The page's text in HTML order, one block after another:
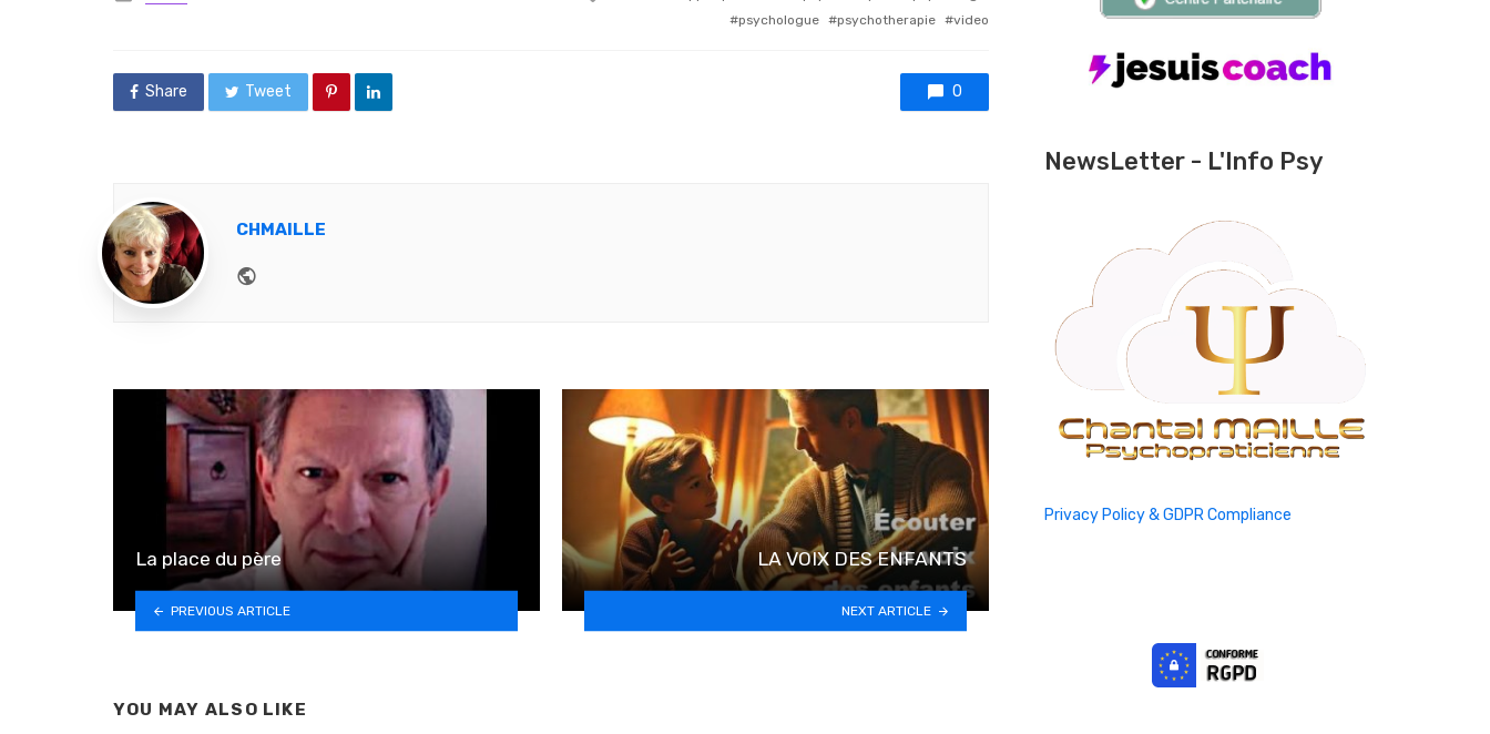
psychologue
psychotherapie video
Share Tweet 0
CHMAILLE
La place du père
PREVIOUS ARTICLE
LA VOIX DES ENFANTS
NEXT ARTICLE
YOU MAY ALSO LIKE
NewsLetter - L'Info Psy
Privacy Policy & GDPR Compliance